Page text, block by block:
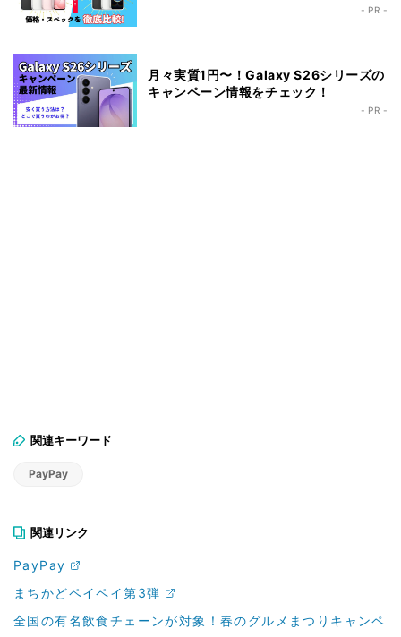
- PR -
月々実質1円〜！Galaxy S26シリーズの
キャンペーン情報をチェック！
- PR -
関連キーワード
PayPay
関連リンク
PayPay
まちかどペイペイ第3弾
全国の有名飲食チェーンが対象！春のグルメまつりキャンペ